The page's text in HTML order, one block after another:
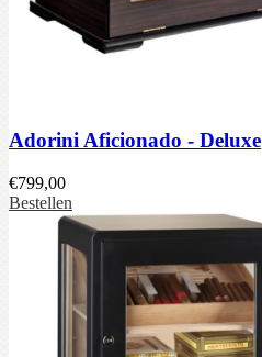
Adorini Aficionado - Deluxe
€799,00
Bestellen